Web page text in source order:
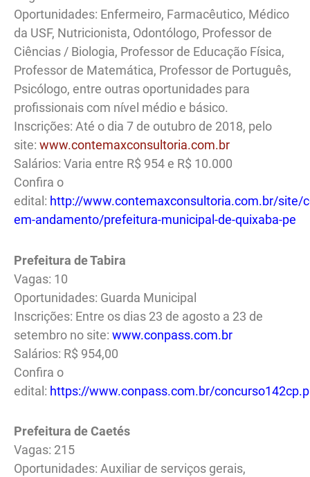
Oportunidades: Enfermeiro, Farmacêutico, Médico
da USF, Nutricionista, Odontólogo, Professor de
Ciências / Biologia, Professor de Educação Física,
Professor de Matemática, Professor de Português,
Psicólogo, entre outras oportunidades para
profissionais com nível médio e básico.
Inscrições: Até o dia 7 de outubro de 2018, pelo
site: www.contemaxconsultoria.com.br
Salários: Varia entre R$ 954 e R$ 10.000
Confira o
edital: http://www.contemaxconsultoria.com.br/site/
em-andamento/prefeitura-municipal-de-quixaba-pe
Prefeitura de Tabira
Vagas: 10
Oportunidades: Guarda Municipal
Inscrições: Entre os dias 23 de agosto a 23 de
setembro no site: www.conpass.com.br
Salários: R$ 954,00
Confira o
edital: https://www.conpass.com.br/
Prefeitura de Caetés
Vagas: 215
Oportunidades: Auxiliar de serviços gerais,